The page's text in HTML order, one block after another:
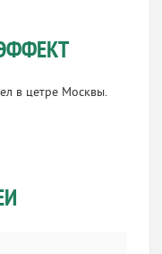
в цетре Москвы.